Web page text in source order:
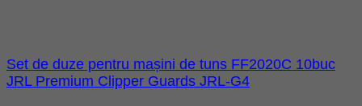
Set de duze pentru mașini de tuns FF2020C 10buc
JRL Premium Clipper Guards JRL-G4